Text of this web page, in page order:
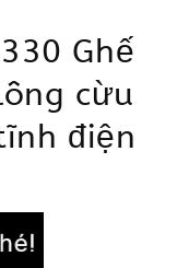
Ghế
cừu
điện